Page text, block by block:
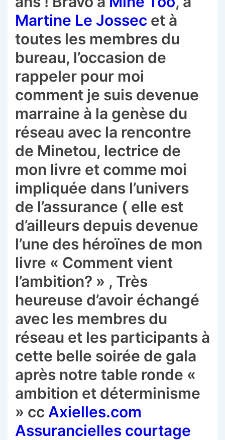
Martine Le Jossec et à
toutes les membres du
bureau, l’occasion de
rappeler pour moi
comment je suis devenue
marraine à la genèse du
réseau avec la rencontre
de Minetou, lectrice de
mon livre et comme moi
impliquée dans l’univers
de l’assurance ( elle est
d’ailleurs depuis devenue
l’une des héroïnes de mon
livre « Comment vient
l’ambition? » , Très
heureuse d’avoir échangé
avec les membres du
réseau et les participants à
cette belle soirée de gala
après notre table ronde «
ambition et déterminisme
» cc Axielles.com
Assurancielles courtage